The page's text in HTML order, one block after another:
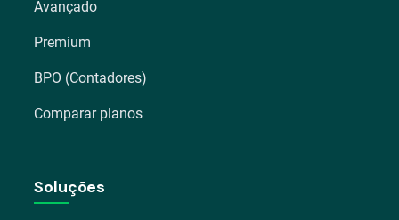
Avançado
Premium
BPO (Contadores)
Comparar planos
Soluções